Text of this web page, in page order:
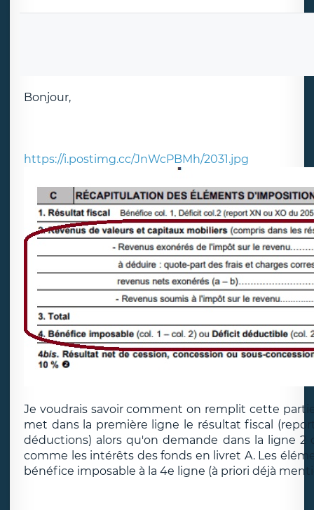
Bonjour,
https://i.postimg.cc/JnWcPBMh/2031.jpg
Je voudrais savoir comment on remplit cette
met dans la première ligne le résultat fiscal
déductions) alors qu'on demande dans la ligne
comme les intérêts des fonds en livret A. Les
bénéfice imposable à la 4e ligne (à priori déjà